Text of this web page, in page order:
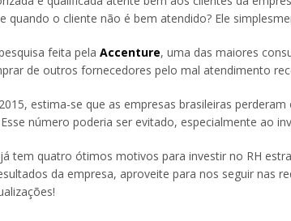
quando o cliente não é bem atendido? Ele
feita pela Accenture, uma das maiores
de outros fornecedores pelo mal atendimento
estima-se que as empresas brasileiras
número poderia ser evitado, especialmente ao
tem quatro ótimos motivos para investir no RH
da empresa, aproveite para nos seguir nas